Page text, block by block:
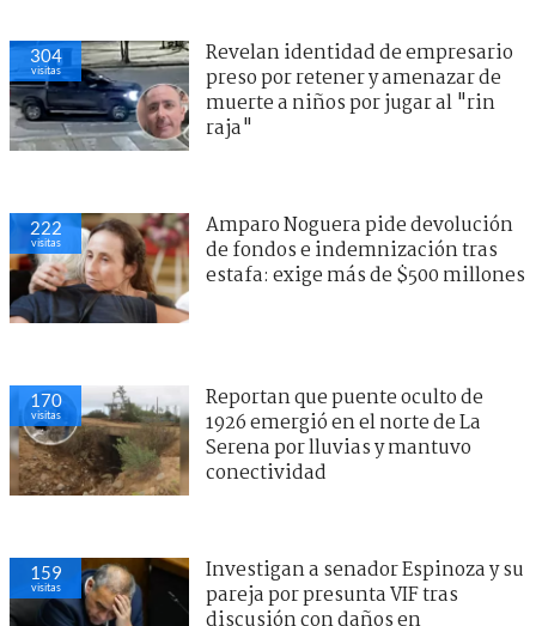
304
visitas
Revelan identidad de empresario
preso por retener y amenazar de
muerte a niños por jugar al "rin
raja"
222
visitas
Amparo Noguera pide devolución
de fondos e indemnización tras
estafa: exige más de $500 millones
170
visitas
Reportan que puente oculto de
1926 emergió en el norte de La
Serena por lluvias y mantuvo
conectividad
159
visitas
Investigan a senador Espinoza y su
pareja por presunta VIF tras